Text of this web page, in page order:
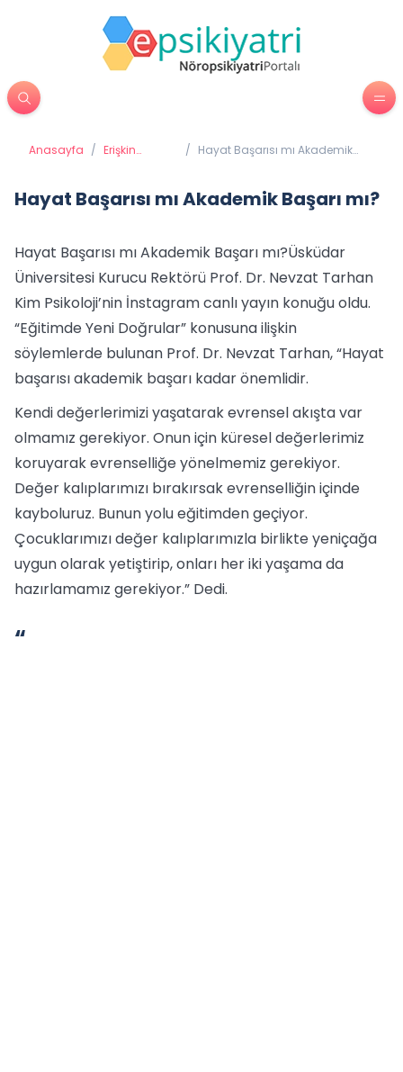
Anasayfa / Erişkin
/ Hayat Başarısı mı Akademik
Hayat Başarısı mı Akademik Başarı mı?
Hayat Başarısı mı Akademik Başarı mı?Üsküdar
Üniversitesi Kurucu Rektörü Prof. Dr. Nevzat Tarhan
Kim Psikoloji’nin İnstagram canlı yayın konuğu oldu.
“Eğitimde Yeni Doğrular” konusuna ilişkin
söylemlerde bulunan Prof. Dr. Nevzat Tarhan, “Hayat
başarısı akademik başarı kadar önemlidir.
Kendi değerlerimizi yaşatarak evrensel akışta var
olmamız gerekiyor. Onun için küresel değerlerimiz
koruyarak evrenselliğe yönelmemiz gerekiyor.
Değer kalıplarımızı bırakırsak evrenselliğin içinde
kayboluruz. Bunun yolu eğitimden geçiyor.
Çocuklarımızı değer kalıplarımızla birlikte yeniçağa
uygun olarak yetiştirip, onları her iki yaşama da
hazırlamamız gerekiyor.” Dedi.
“